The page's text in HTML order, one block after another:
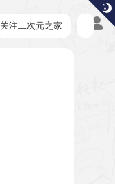
关注二次元之家